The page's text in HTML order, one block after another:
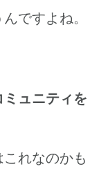
ですよね。
ュニティを
れなのかも